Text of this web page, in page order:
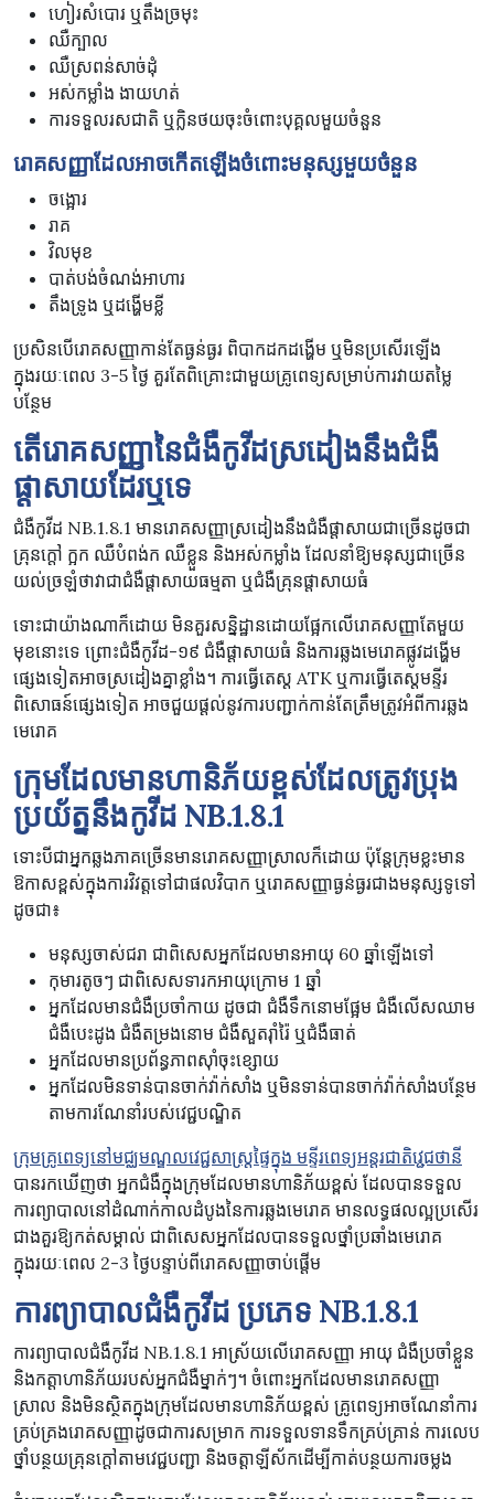
ហៀរសំបោរ ឬតឹងច្រមុះ
ឈឺក្បាល
ឈឺស្រពន់សាច់ដុំ
អស់កម្លាំង ងាយហត់
ការទទួលរសជាតិ ឬក្លិនថយចុះចំពោះបុគ្គលមួយចំនួន
រោគសញ្ញាដែលអាចកើតឡើងចំពោះមនុស្សមួយចំនួន
ចង្អោរ
រាគ
វិលមុខ
បាត់បង់ចំណង់អាហារ
តឹងទ្រូង ឬដង្ហើមខ្លី
ប្រសិនបើរោគសញ្ញាកាន់តែធ្ងន់ធ្ងរ ពិបាកដកដង្ហើម ឬមិនប្រសើរឡើង
ក្នុងរយៈពេល 3-5 ថ្ងៃ គួរតែពិគ្រោះជាមួយគ្រូពេទ្យសម្រាប់ការវាយតម្លៃ
បន្ថែម
តើរោគសញ្ញានៃជំងឺកូវីដស្រដៀងនឹងជំងឺ
ផ្តាសាយដែរឬទេ
ជំងឺកូវីដ NB.1.8.1 មានរោគសញ្ញាស្រដៀងនឹងជំងឺផ្តាសាយជាច្រើនដូចជា
គ្រុនក្តៅ ក្អក ឈឺបំពង់ក ឈឺខ្លួន និងអស់កម្លាំង ដែលនាំឱ្យមនុស្សជាច្រើន
យល់ច្រឡំថាវាជាជំងឺផ្តាសាយធម្មតា ឬជំងឺគ្រុនផ្តាសាយធំ
ទោះជាយ៉ាងណាក៏ដោយ មិនគួរសន្និដ្ឋានដោយផ្អែកលើរោគសញ្ញាតែមួយ
មុខនោះទេ ព្រោះជំងឺកូវីដ-១៩ ជំងឺផ្តាសាយធំ និងការឆ្លងមេរោគផ្លូវដង្ហើម
ផ្សេងទៀតអាចស្រដៀងគ្នាខ្លាំង។ ការធ្វើតេស្ត ATK ឬការធ្វើតេស្តមន្ទីរ
ពិសោធន៍ផ្សេងទៀត អាចជួយផ្តល់នូវការបញ្ជាក់កាន់តែត្រឹមត្រូវអំពីការឆ្លង
មេរោគ
ក្រុមដែលមានហានិភ័យខ្ពស់ដែលត្រូវប្រុង
ប្រយ័ត្ននឹងកូវីដ NB.1.8.1
ទោះបីជាអ្នកឆ្លងភាគច្រើនមានរោគសញ្ញាស្រាលក៏ដោយ ប៉ុន្ដែក្រុមខ្លះមាន
ឱកាសខ្ពស់ក្នុងការវិវត្តទៅជាផលវិបាក ឬរោគសញ្ញាធ្ងន់ធ្ងរជាងមនុស្សទូទៅ
ដូចជា៖
មនុស្សចាស់ជរា ជាពិសេសអ្នកដែលមានអាយុ 60 ឆ្នាំឡើងទៅ
កុមារតូចៗ ជាពិសេសទារកអាយុក្រោម 1 ឆ្នាំ
អ្នកដែលមានជំងឺប្រចាំកាយ ដូចជា ជំងឺទឹកនោមផ្អែម ជំងឺលើសឈាម
ជំងឺបេះដូង ជំងឺតម្រងនោម ជំងឺសួតរ៉ាំរ៉ៃ ឬជំងឺធាត់
អ្នកដែលមានប្រព័ន្ធភាពស៊ាំចុះខ្សោយ
អ្នកដែលមិនទាន់បានចាក់វ៉ាក់សាំង ឬមិនទាន់បានចាក់វ៉ាក់សាំងបន្ថែម
តាមការណែនាំរបស់វេជ្ជបណ្ឌិត
ក្រុមគ្រូពេទ្យនៅមជ្ឈមណ្ឌលវេជ្ជសាស្ត្រផ្ទៃក្នុង មន្ទីរពេទ្យអន្តរជាតិវេ្ជជថានី
បានរកឃើញថា អ្នកជំងឺក្នុងក្រុមដែលមានហានិភ័យខ្ពស់ ដែលបានទទួល
ការព្យាបាលនៅដំណាក់កាលដំបូងនៃការឆ្លងមេរោគ មានលទ្ធផលល្អប្រសើរ
ជាងគួរឱ្យកត់សម្គាល់ ជាពិសេសអ្នកដែលបានទទួលថ្នាំប្រឆាំងមេរោគ
ក្នុងរយៈពេល 2-3 ថ្ងៃបន្ទាប់ពីរោគសញ្ញាចាប់ផ្តើម
ការព្យាបាលជំងឺកូវីដ ប្រភេទ NB.1.8.1
ការព្យាបាលជំងឺកូវីដ NB.1.8.1 អាស្រ័យលើរោគសញ្ញា អាយុ ជំងឺប្រចាំខ្លួន
និងកត្តាហានិភ័យរបស់អ្នកជំងឺម្នាក់ៗ។ ចំពោះអ្នកដែលមានរោគសញ្ញា
ស្រាល និងមិនស្ថិតក្នុងក្រុមដែលមានហានិភ័យខ្ពស់ គ្រូពេទ្យអាចណែនាំការ
គ្រប់គ្រងរោគសញ្ញាដូចជាការសម្រាក ការទទួលទានទឹកគ្រប់គ្រាន់ ការលេប
ថ្នាំបន្ថយគ្រុនក្តៅតាមវេជ្ជបញ្ជា និងចត្តាឡីស័កដើម្បីកាត់បន្ថយការចម្លង